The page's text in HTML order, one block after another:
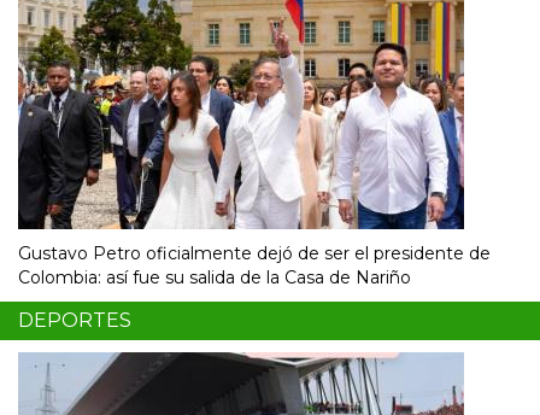
Gustavo Petro oficialmente dejó de ser el presidente de
Colombia: así fue su salida de la Casa de Nariño
DEPORTES